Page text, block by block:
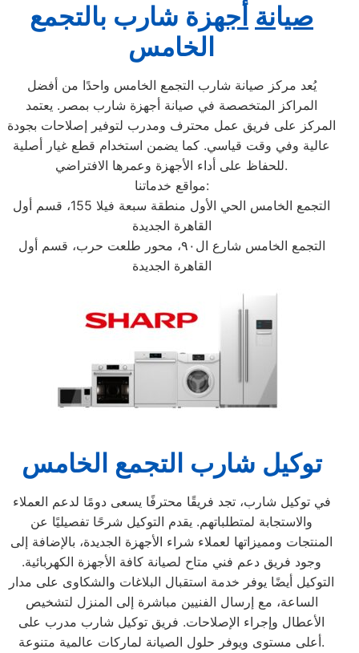
صيانة أجهز ة شارب بالتجمع
الخامس
يُعد مركز صيانة شارب التجمع الخامس واحدًا من أفضل
المراكز المتخصصة في صيانة أجهزة شارب بمصر. يعتمد
المركز على فريق عمل محترف ومدرب لتوفير إصلاحات بجودة
عالية وفي وقت قياسي. كما يضمن استخدام قطع غيار أصلية
للحفاظ على أداء الأجهزة وعمرها الافتراضي.
مواقع خدماتنا:
التجمع الخامس الحي الأول منطقة سبعة فيلا 155، قسم أول
القاهرة الجديدة
التجمع الخامس شارع ال٩٠، محور طلعت حرب، قسم أول
القاهرة الجديدة
توكيل شارب التجمع الخامس
في توكيل شارب، تجد فريقًا محترفًا يسعى دومًا لدعم العملاء
والاستجابة لمتطلباتهم. يقدم التوكيل شرحًا تفصيليًا عن
المنتجات ومميزاتها لعملاء شراء الأجهزة الجديدة، بالإضافة إلى
وجود فريق دعم فني متاح لصيانة كافة الأجهزة الكهربائية.
التوكيل أيضًا يوفر خدمة استقبال البلاغات والشكاوى على مدار
الساعة، مع إرسال الفنيين مباشرة إلى المنزل لتشخيص
الأعطال وإجراء الإصلاحات. فريق توكيل شارب مدرب على
أعلى مستوى ويوفر حلول الصيانة لماركات عالمية متنوعة.